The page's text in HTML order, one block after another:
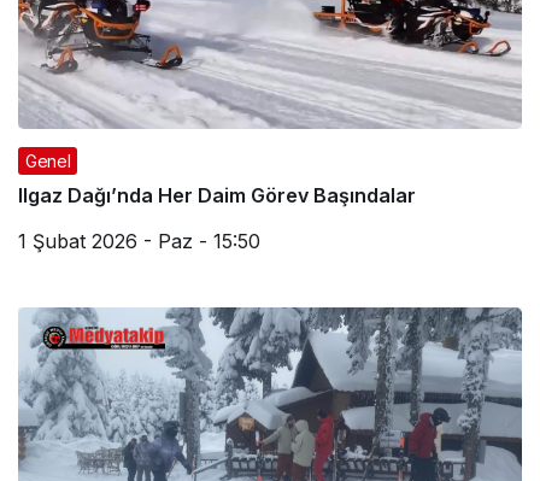
Genel
Ilgaz Dağı’nda Her Daim Görev Başındalar
1 Şubat 2026 - Paz - 15:50